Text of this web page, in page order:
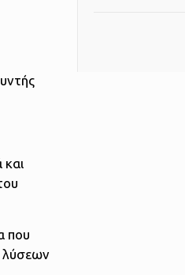
και
που
λύσεων